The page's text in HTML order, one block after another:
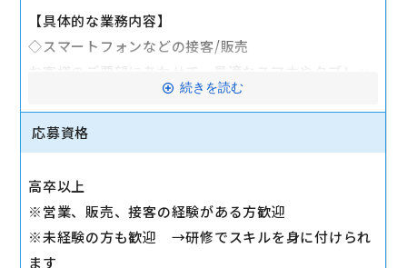
【具体的な業務内容】
◇スマートフォンなどの接客/販売
お客様のご要望にあわせて、最適なスマホやタブレッ
ト、料金プランなどをご提案します。
◇その他、各種商品・サービスのご案内
◇販売イベントの運営
◇売場管理/実績管理
売場のレイアウト変更など魅力的なお店作りをお願い
続きを読む
応募資格
高卒以上
※営業、販売、接客の経験がある方歓迎
※未経験の方も歓迎 →研修でスキルを身に付けられ
ます